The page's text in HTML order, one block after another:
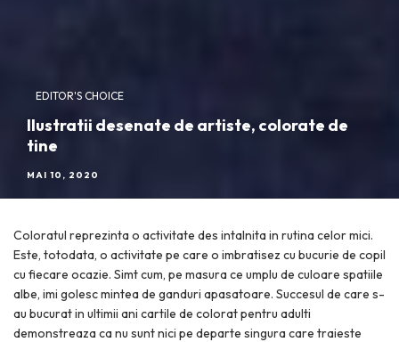
EDITOR'S CHOICE
Ilustratii desenate de artiste, colorate de
tine
MAI 10, 2020
Coloratul reprezinta o activitate des intalnita in rutina celor mici.
Este, totodata, o activitate pe care o imbratisez cu bucurie de copil
cu fiecare ocazie. Simt cum, pe masura ce umplu de culoare spatiile
albe, imi golesc mintea de ganduri apasatoare. Succesul de care s-
au bucurat in ultimii ani cartile de colorat pentru adulti
demonstreaza ca nu sunt nici pe departe singura care traieste